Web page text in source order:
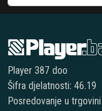
Player 387 doo
Šifra djelatnosti: 46.19
Posredovanje u